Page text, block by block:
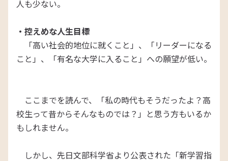
人も少ない。
・控えめな人生目標
「高い社会的地位に就くこと」、「リーダーになる
こと」、「有名な大学に入ること」への願望が低い。
ここまでを読んで、「私の時代もそうだったよ？高
校生って昔からそんなものでは？」と思う方もいるか
もしれません。
しかし、先日文部科学省より公表された「新学習指